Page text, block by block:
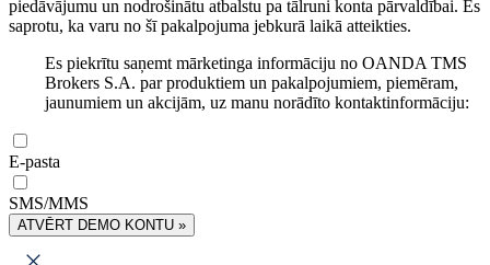
piedāvājumu un nodrošinātu atbalstu pa tālruni konta pārvaldībai. Es
saprotu, ka varu no šī pakalpojuma jebkurā laikā atteikties.
Es piekrītu saņemt mārketinga informāciju no OANDA TMS
Brokers S.A. par produktiem un pakalpojumiem, piemēram,
jaunumiem un akcijām, uz manu norādīto kontaktinformāciju:
E-pasta
SMS/MMS
ATVĒRT DEMO KONTU »